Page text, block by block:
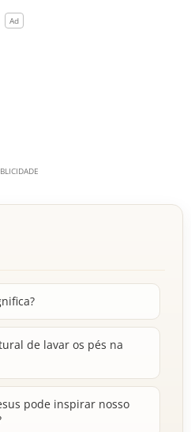
de lavar os pés na
pode inspirar nosso